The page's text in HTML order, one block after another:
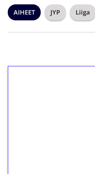
AIHEET JYP Liiga